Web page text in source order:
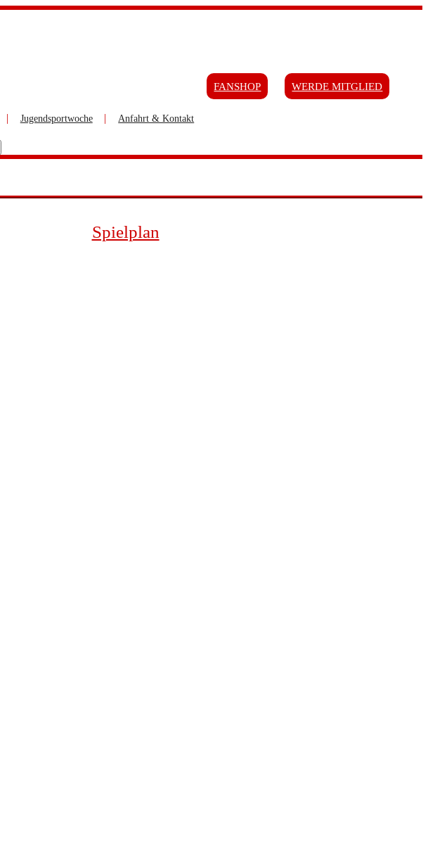
FANSHOP WERDE MITGLIED
| Jugendsportwoche | Anfahrt & Kontakt
Spielplan